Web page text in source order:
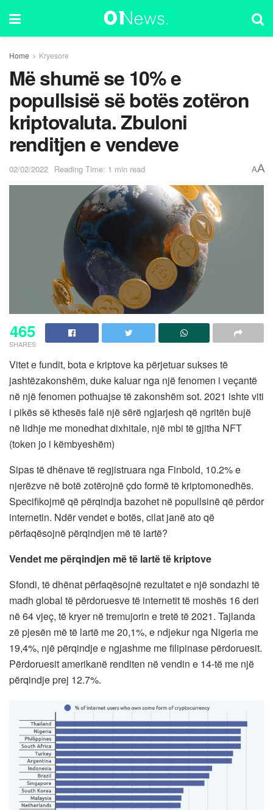
Home Kryesore
Më shumë se 10% e
popullsisë së botës zotëron
kriptovaluta. Zbuloni
renditjen e vendeve
02/02/2022 Reading Time: 1 min read AA
465
SHARES
Vitet e fundit, bota e kriptove ka përjetuar sukses të
jashtëzakonshëm, duke kaluar nga një fenomen i veçantë
në një fenomen pothuajse të zakonshëm sot. 2021 ishte viti
i pikës së kthesës falë një sërë ngjarjesh që ngritën bujë
në lidhje me monedhat dixhitale, një mbi të gjitha NFT
(token jo i këmbyeshëm)
Sipas të dhënave të regjistruara nga Finbold, 10.2% e
njerëzve në botë zotërojnë çdo formë të kriptomonedhës.
Specifikojmë që përqindja bazohet në popullsinë që përdor
internetin. Ndër vendet e botës, cilat janë ato që
përfaqësojnë përqindjen më të lartë?
Vendet me përqindjen më të lartë të kriptove
Sfondi, të dhënat përfaqësojnë rezultatet e një sondazhi të
madh global të përdoruesve të internetit të moshës 16 deri
në 64 vjeç, të kryer në tremujorin e tretë të 2021. Tajlanda
zë pjesën më të lartë me 20,1%, e ndjekur nga Nigeria me
19,4%, një përqindje e ngjashme me filipinase përdoruesit.
Përdoruesit amerikanë renditen në vendin e 14-të me një
përqindje prej 12.7%.